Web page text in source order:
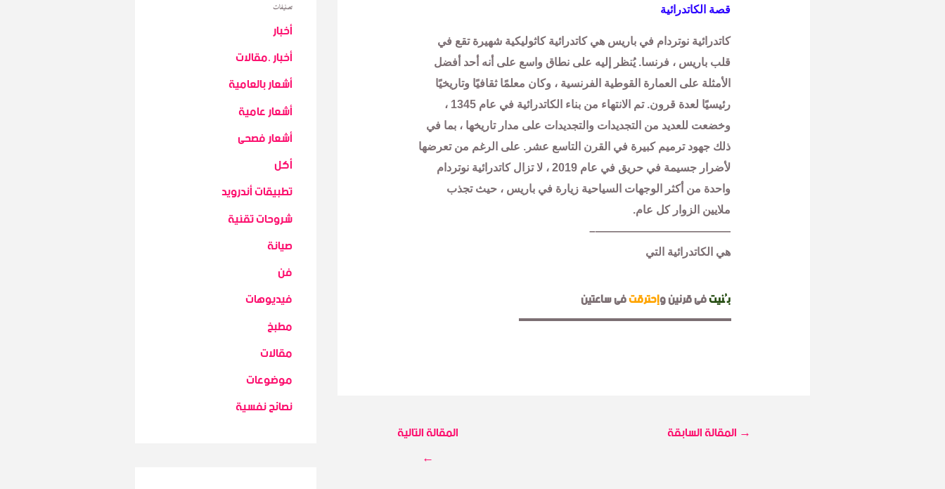
قصة الكاتدرائية
كاتدرائية نوتردام في باريس هي كاتدرائية كاثوليكية شهيرة تقع في
قلب باريس ، فرنسا. يُنظر إليه على نطاق واسع على أنه أحد أفضل
الأمثلة على العمارة القوطية الفرنسية ، وكان معلمًا ثقافيًا وتاريخيًا
رئيسيًا لعدة قرون. تم الانتهاء من بناء الكاتدرائية في عام 1345 ،
وخضعت للعديد من التجديدات والتجديدات على مدار تاريخها ، بما في
ذلك جهود ترميم كبيرة في القرن التاسع عشر. على الرغم من تعرضها
لأضرار جسيمة في حريق في عام 2019 ، لا تزال كاتدرائية نوتردام
واحدة من أكثر الوجهات السياحية زيارة في باريس ، حيث تجذب
ملايين الزوار كل عام.
————————————–
هي الكاتدرائية التي
بُنيتفى قرنين وإحترقتفى ساعتين
————————————–
→المقالة السابقة
المقالة التالية
←
تصنيفات
أخبار
أخبار .مقالات
أشعار بالعامية
أشعار عامية
أشعار فصحى
أكل
تطبيقات أندرويد
شروحات تقنية
صيانة
فن
فيديوهات
مطبخ
مقالات
موضوعات
نصائح نفسية